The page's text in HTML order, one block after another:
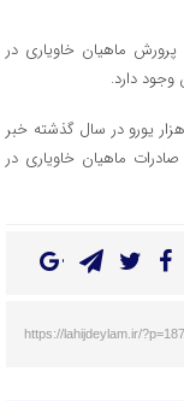
خاویاری گفت:حدود ۱۱۶ مزرعه پرورش ماهیان خاویاری در
درویشی از صادرات ۴۰۰کیلوگرم خاویار به ارزش هرکیلو ۲ هزار یورو در سال گذشته خبر
ماهیان خاویاری در
https://lahijdeylam.ir/?p=187